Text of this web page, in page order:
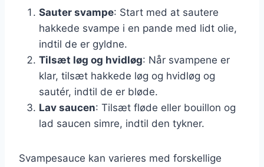
Sauter svampe: Start med at sautere
hakkede svampe i en pande med lidt olie,
indtil de er gyldne.
Tilsæt løg og hvidløg: Når svampene er
klar, tilsæt hakkede løg og hvidløg og
sautér, indtil de er bløde.
Lav saucen: Tilsæt fløde eller bouillon og
lad saucen simre, indtil den tykner.
Svampesauce kan varieres med forskellige